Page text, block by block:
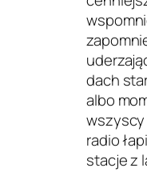
dach
albo
wszyscy
radio
stacje z